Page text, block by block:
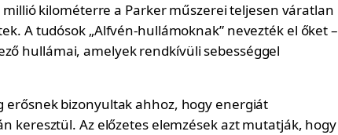
millió kilométerre a Parker műszerei teljesen váratlan
A tudósok „Alfvén-hullámoknak” nevezték el őket –
hullámai, amelyek rendkívüli sebességgel
erősnek bizonyultak ahhoz, hogy energiát
keresztül. Az előzetes elemzések azt mutatják, hogy